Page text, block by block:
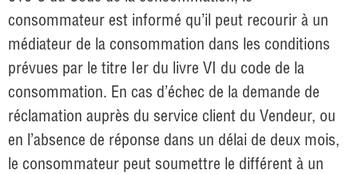
consommateur est informé qu’il peut recourir à un
médiateur de la consommation dans les conditions
prévues par le titre Ier du livre VI du code de la
consommation. En cas d’échec de la demande de
réclamation auprès du service client du Vendeur, ou
en l’absence de réponse dans un délai de deux mois,
le consommateur peut soumettre le différent à un